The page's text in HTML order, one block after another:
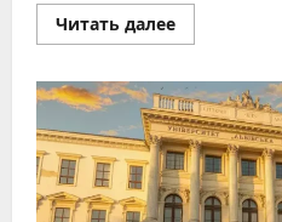
Читать далееПрочитать
больше
пылью:
пошаговая
инструкция
для
спасения
и
защиты
дыхания